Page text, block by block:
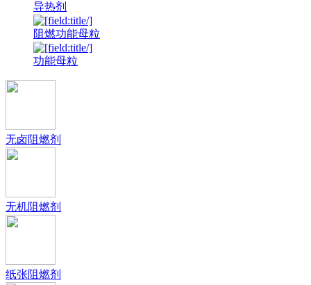
导热剂
阻燃功能母粒
功能母粒
无卤阻燃剂
无机阻燃剂
纸张阻燃剂